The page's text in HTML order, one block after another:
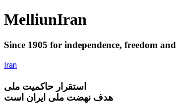
MelliunIran
Since 1905 for independence, freedom and
Iran
استقرار حاکميت ملی
هدف نهضت ملی ایران است